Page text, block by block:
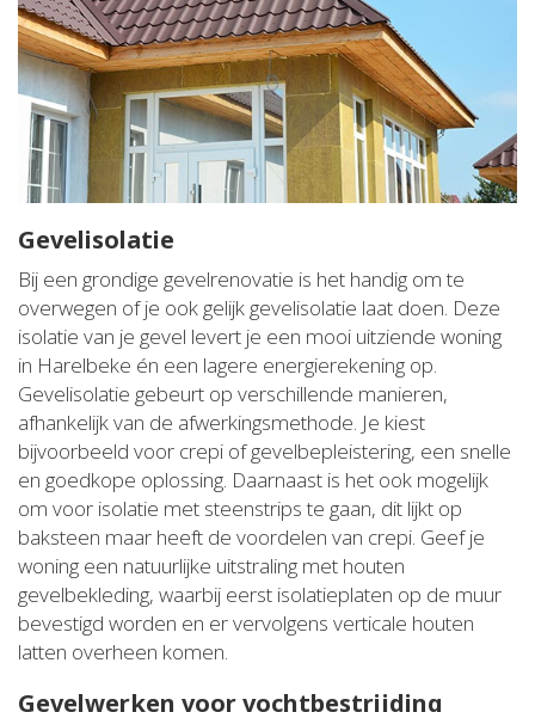
Gevelisolatie
Bij een grondige gevelrenovatie is het handig om te
overwegen of je ook gelijk gevelisolatie laat doen. Deze
isolatie van je gevel levert je een mooi uitziende woning
in Harelbeke én een lagere energierekening op.
Gevelisolatie gebeurt op verschillende manieren,
afhankelijk van de afwerkingsmethode. Je kiest
bijvoorbeeld voor crepi of gevelbepleistering, een snelle
en goedkope oplossing. Daarnaast is het ook mogelijk
om voor isolatie met steenstrips te gaan, dit lijkt op
baksteen maar heeft de voordelen van crepi. Geef je
woning een natuurlijke uitstraling met houten
gevelbekleding, waarbij eerst isolatieplaten op de muur
bevestigd worden en er vervolgens verticale houten
latten overheen komen.
Gevelwerken voor vochtbestrijding